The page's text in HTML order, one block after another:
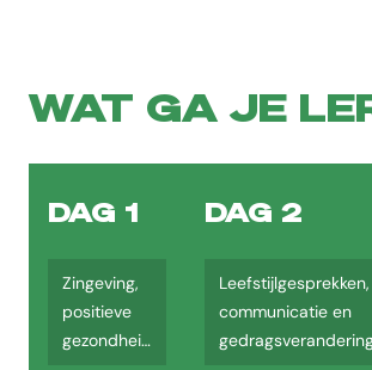
WAT GA JE
DAG 1
Zingeving,
positieve
gezondheid
DAG 2
Leefstijlgesprekken,
communicatie en